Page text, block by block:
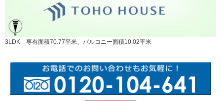
3LDK 専有面積70.77平米、バルコニー面積10.02平米